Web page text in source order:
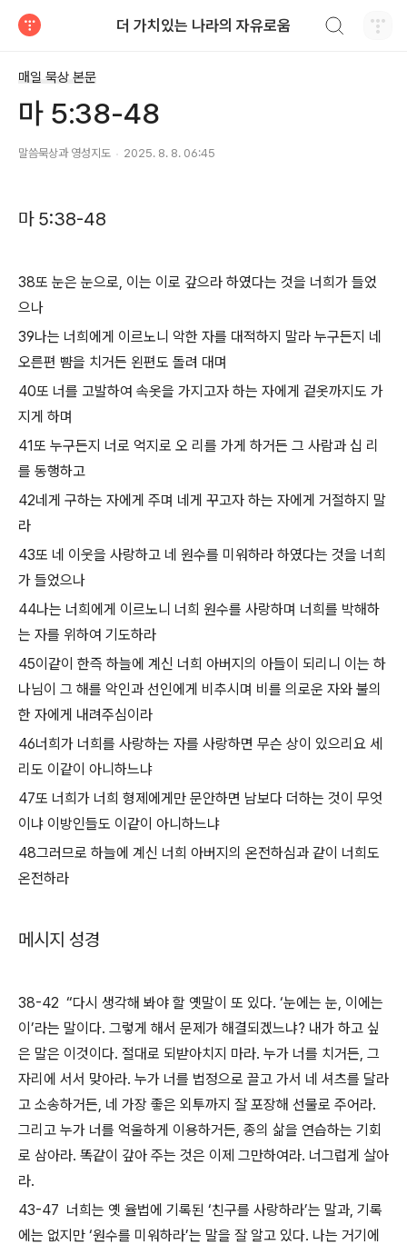
더 가치있는 나라의 자유로움
매일 묵상 본문
마 5:38-48
말씀묵상과 영성지도 2025. 8. 8. 06:45
마 5:38-48
38또 눈은 눈으로, 이는 이로 갚으라 하였다는 것을 너희가 들었
으나
39나는 너희에게 이르노니 악한 자를 대적하지 말라 누구든지 네
오른편 뺨을 치거든 왼편도 돌려 대며
40또 너를 고발하여 속옷을 가지고자 하는 자에게 겉옷까지도 가
지게 하며
41또 누구든지 너로 억지로 오 리를 가게 하거든 그 사람과 십 리
를 동행하고
42네게 구하는 자에게 주며 네게 꾸고자 하는 자에게 거절하지 말
라
43또 네 이웃을 사랑하고 네 원수를 미워하라 하였다는 것을 너희
가 들었으나
44나는 너희에게 이르노니 너희 원수를 사랑하며 너희를 박해하
는 자를 위하여 기도하라
45이같이 한즉 하늘에 계신 너희 아버지의 아들이 되리니 이는 하
나님이 그 해를 악인과 선인에게 비추시며 비를 의로운 자와 불의
한 자에게 내려주심이라
46너희가 너희를 사랑하는 자를 사랑하면 무슨 상이 있으리요 세
리도 이같이 아니하느냐
47또 너희가 너희 형제에게만 문안하면 남보다 더하는 것이 무엇
이냐 이방인들도 이같이 아니하느냐
48그러므로 하늘에 계신 너희 아버지의 온전하심과 같이 너희도
온전하라
메시지 성경
38-42 “다시 생각해 봐야 할 옛말이 또 있다. ‘눈에는 눈, 이에는
이’라는 말이다. 그렇게 해서 문제가 해결되겠느냐? 내가 하고 싶
은 말은 이것이다. 절대로 되받아치지 마라. 누가 너를 치거든, 그
자리에 서서 맞아라. 누가 너를 법정으로 끌고 가서 네 셔츠를 달라
고 소송하거든, 네 가장 좋은 외투까지 잘 포장해 선물로 주어라.
그리고 누가 너를 억울하게 이용하거든, 종의 삶을 연습하는 기회
로 삼아라. 똑같이 갚아 주는 것은 이제 그만하여라. 너그럽게 살아
라.
43-47 너희는 옛 율법에 기록된 ‘친구를 사랑하라’는 말과, 기록
에는 없지만 ‘원수를 미워하라’는 말을 잘 알고 있다. 나는 거기에